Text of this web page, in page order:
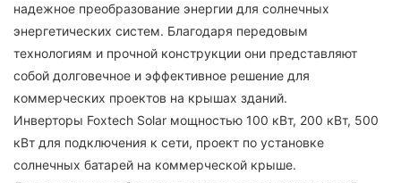
надежное преобразование энергии для солнечных
энергетических систем. Благодаря передовым
технологиям и прочной конструкции они представляют
собой долговечное и эффективное решение для
коммерческих проектов на крышах зданий.
Инверторы Foxtech Solar мощностью 100 кВт, 200 кВт, 500
кВт для подключения к сети, проект по установке
солнечных батарей на коммерческой крыше.